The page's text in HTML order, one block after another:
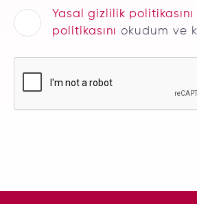
Yasal gizlilik politikasını
politikasını okudum ve